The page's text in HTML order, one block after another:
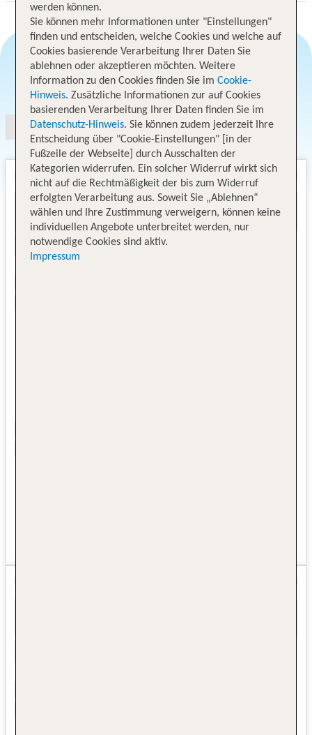
Angebotsauswahl
werden können.
Sie können mehr Informationen unter "Einstellungen"
finden und entscheiden, welche Cookies und welche auf
Cookies basierende Verarbeitung Ihrer Daten Sie
ablehnen oder akzeptieren möchten. Weitere
Information zu den Cookies finden Sie im Cookie-
Hinweis. Zusätzliche Informationen zur auf Cookies
basierenden Verarbeitung Ihrer Daten finden Sie im
Datenschutz-Hinweis. Sie können zudem jederzeit Ihre
Entscheidung über "Cookie-Einstellungen" [in der
Fußzeile der Webseite] durch Ausschalten der
Kategorien widerrufen. Ein solcher Widerruf wirkt sich
nicht auf die Rechtmäßigkeit der bis zum Widerruf
erfolgten Verarbeitung aus. Soweit Sie „Ablehnen“
wählen und Ihre Zustimmung verweigern, können keine
individuellen Angebote unterbreitet werden, nur
notwendige Cookies sind aktiv.
Impressum